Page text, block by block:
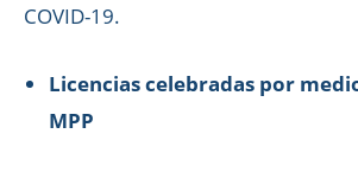
COVID-19.
Licencias celebradas por
MPP